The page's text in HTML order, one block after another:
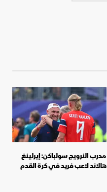
مدرب النرويج سولباكن: إيرلينغ
هالاند لاعب فريد في كرة القدم